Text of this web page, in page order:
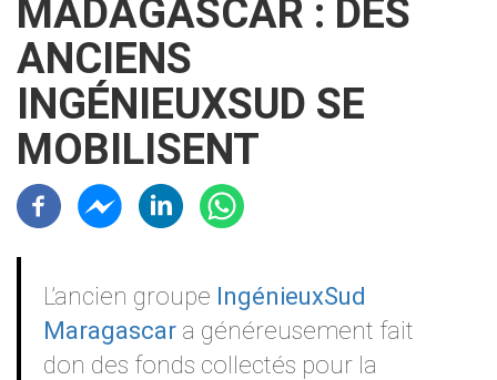
MADAGASCAR : DES
ANCIENS
INGÉNIEUXSUD SE
MOBILISENT
Résaux sociaux
L’ancien groupe IngénieuxSud
Maragascar a généreusement fait
don des fonds collectés pour la